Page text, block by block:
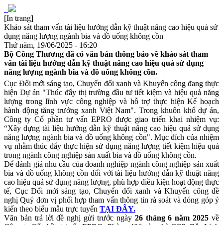
[In trang]
Khảo sát tham vấn tài liệu hướng dẫn kỹ thuật nâng cao hiệu quả sử
dụng năng lượng ngành bia và đồ uống không cồn
Thứ năm, 19/06/2025 - 16:20
Bộ Công Thương đã có văn bản thông báo về khảo sát tham
vấn tài liệu hướng dẫn kỹ thuật nâng cao hiệu quả sử dụng
năng lượng ngành bia và đồ uống không cồn.
Cục Đổi mới sáng tạo, Chuyển đổi xanh và Khuyến công đang thực
hiện Dự án "Thúc đẩy thị trường đầu tư tiết kiệm và hiệu quả năng
lượng trong lĩnh vực công nghiệp và hỗ trợ thực hiện Kế hoạch
hành động tăng trưởng xanh Việt Nam". Trong khuôn khổ dự án,
Công ty Cổ phần tư vấn EPRO được giao triển khai nhiệm vụ:
“Xây dựng tài liệu hướng dẫn kỹ thuật nâng cao hiệu quả sử dụng
năng lượng ngành bia và đồ uống không cồn". Mục đích của nhiệm
vụ nhằm thúc đẩy thực hiện sử dụng năng lượng tiết kiệm hiệu quả
trong ngành công nghiệp sản xuất bia và đồ uống không cồn.
Để đánh giá nhu cầu của doanh nghiệp ngành công nghiệp sản xuất
bia và đồ uống không cồn đối với tài liệu hướng dẫn kỹ thuật nâng
cao hiệu quả sử dụng năng lượng, phù hợp điều kiện hoạt động thực
tế, Cục Đổi mới sáng tạo, Chuyển đổi xanh và Khuyến công đề
nghị Quý đơn vị phối hợp tham vấn thông tin rà soát và đóng góp ý
kiến theo biểu mẫu trực tuyến TẠI ĐÂY.
Văn bản trả lời đề nghị gửi trước ngày 26 tháng 6 năm 2025về